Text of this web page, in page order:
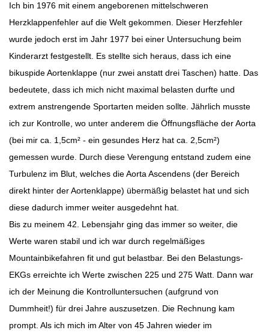
Ich bin 1976 mit einem angeborenen mittelschweren
Herzklappenfehler auf die Welt gekommen. Dieser Herzfehler
wurde jedoch erst im Jahr 1977 bei einer Untersuchung beim
Kinderarzt festgestellt. Es stellte sich heraus, dass ich eine
bikuspide Aortenklappe (nur zwei anstatt drei Taschen) hatte. Das
bedeutete, dass ich mich nicht maximal belasten durfte und
extrem anstrengende Sportarten meiden sollte. Jährlich musste
ich zur Kontrolle, wo unter anderem die Öffnungsfläche der Aorta
(bei mir ca. 1,5cm² - ein gesundes Herz hat ca. 2,5cm²)
gemessen wurde. Durch diese Verengung entstand zudem eine
Turbulenz im Blut, welches die Aorta Ascendens (der Bereich
direkt hinter der Aortenklappe) übermäßig belastet hat und sich
diese dadurch immer weiter ausgedehnt hat.
Bis zu meinem 42. Lebensjahr ging das immer so weiter, die
Werte waren stabil und ich war durch regelmäßiges
Mountainbikefahren fit und gut belastbar. Bei den Belastungs-
EKGs erreichte ich Werte zwischen 225 und 275 Watt. Dann war
ich der Meinung die Kontrolluntersuchen (aufgrund von
Dummheit!) für drei Jahre auszusetzen. Die Rechnung kam
prompt. Als ich mich im Alter von 45 Jahren wieder im